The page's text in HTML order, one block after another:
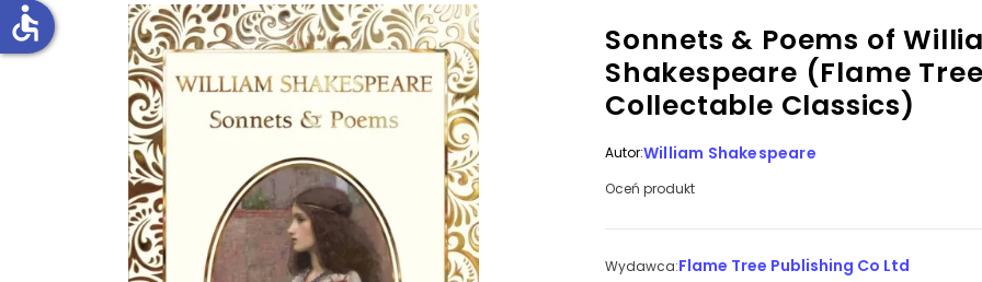
Sonnets & Poems of
Shakespeare (Flame Tree
Collectable Classics)
Autor:William Shakespeare
Oceń produkt
Wydawca:Flame Tree Publishing Co Ltd
accessible
Zwiększ rozmiar czcionki
Zmniejsz rozmiar czcionki
Odwróć kolory
Skala szarości
Powiększony kursor
Pomoc w czytaniu